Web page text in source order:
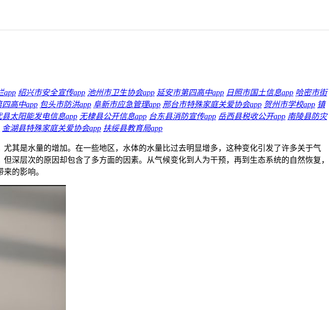
app 绍兴市安全宣传app 池州市卫生协会app 延安市第四高中app 日照市国土信息app 哈密市街
高中app 包头市防洪app 阜新市应急管理app 邢台市特殊家庭关爱协会app 贺州市学校app 镇
县太阳能发电信息app 无棣县公开信息app 台东县消防宣传app 岳西县税收公开app 南陵县防灾
金湖县特殊家庭关爱协会app 扶绥县教育局app
其是水量的增加。在一些地区，水体的水量比过去明显增多，这种变化引发了许多关于气
深层次的原因却包含了多方面的因素。从气候变化到人为干预，再到生态系统的自然恢复，
的影响。